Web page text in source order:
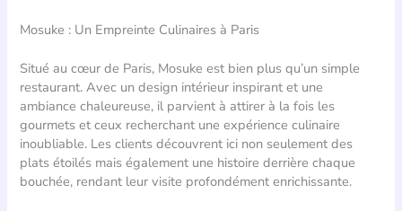
Mosuke : Un Empreinte Culinaires à Paris
Situé au cœur de Paris, Mosuke est bien plus qu’un simple
restaurant. Avec un design intérieur inspirant et une
ambiance chaleureuse, il parvient à attirer à la fois les
gourmets et ceux recherchant une expérience culinaire
inoubliable. Les clients découvrent ici non seulement des
plats étoilés mais également une histoire derrière chaque
bouchée, rendant leur visite profondément enrichissante.